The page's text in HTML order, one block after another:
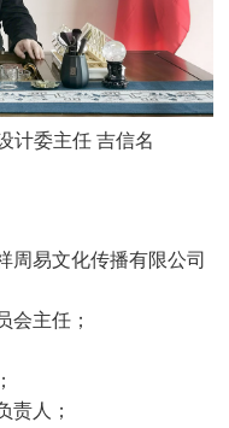
计委主任 吉信名
周易文化传播有限公司
会主任；
责人；